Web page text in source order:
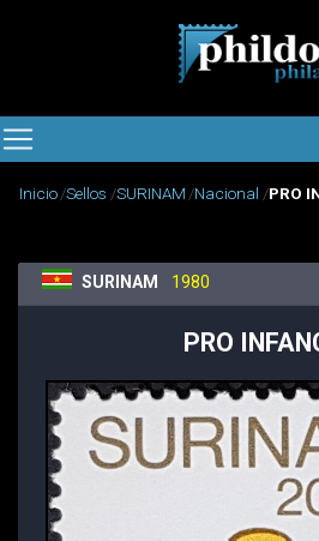
Inicio Sellos SURINAM Nacional PRO
SURINAM 1980
PRO